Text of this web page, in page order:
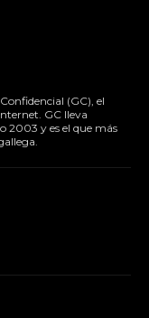
(GC), el
GC lleva
2003 y es el que más